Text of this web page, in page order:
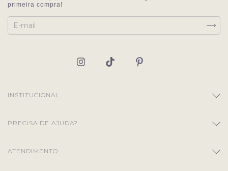
INSTITUCIONAL
PRECISA DE AJUDA?
ATENDIMENTO